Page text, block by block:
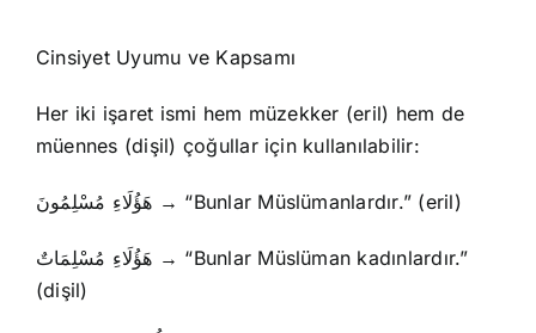
Cinsiyet Uyumu ve Kapsamı
Her iki işaret ismi hem müzekker (eril) hem de
müennes (dişil) çoğullar için kullanılabilir:
هَؤُلَاءِ مُسْلِمُونَ → “Bunlar Müslümanlardır.” (eril)
هَؤُلَاءِ مُسْلِمَاتٌ → “Bunlar Müslüman kadınlardır.”
(dişil)